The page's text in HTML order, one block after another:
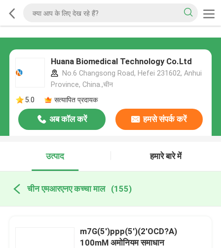
Huana Biomedical Technology Co.Ltd
No.6 Changsong Road, Hefei 231602, Anhui
Province, China.,चीन
5.0
सत्यापित प्रदायक
अब कॉल करें हमसे संपर्क करें
उत्पाद हमारे बारे में
चीन एमआरएनए कच्चा माल (155)
m7G(5')ppp(5')(2'OCD?A)
100mM अमोनियम समाधान